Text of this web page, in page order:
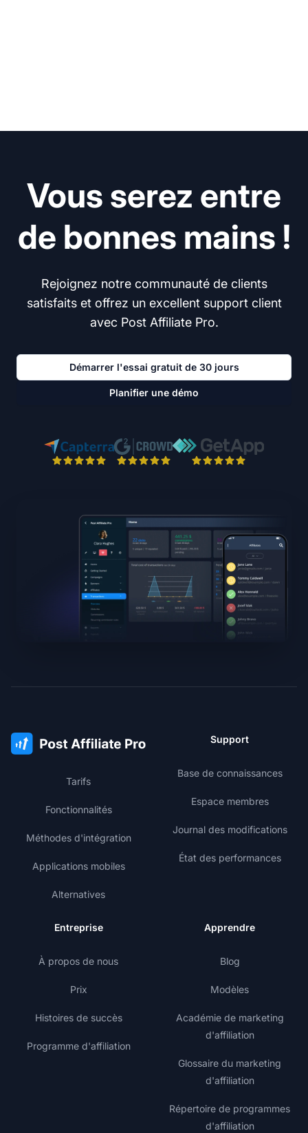
Vous serez entre
de bonnes mains !
Rejoignez notre communauté de clients
satisfaits et offrez un excellent support client
avec Post Affiliate Pro.
Démarrer l'essai gratuit de 30 jours
Planifier une démo
Tarifs
Fonctionnalités
Méthodes d'intégration
Applications mobiles
Alternatives
Support
Base de connaissances
Espace membres
Journal des modifications
État des performances
Entreprise
À propos de nous
Prix
Histoires de succès
Programme d'affiliation
Apprendre
Blog
Modèles
Académie de marketing
d'affiliation
Glossaire du marketing
d'affiliation
Répertoire de programmes
d'affiliation